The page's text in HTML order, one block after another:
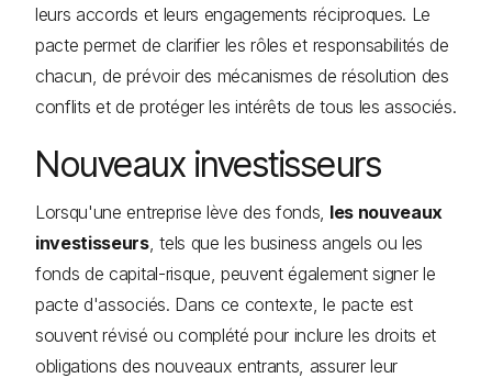
leurs accords et leurs engagements réciproques. Le
pacte permet de clarifier les rôles et responsabilités de
chacun, de prévoir des mécanismes de résolution des
conflits et de protéger les intérêts de tous les associés.
Nouveaux investisseurs
Lorsqu'une entreprise lève des fonds, les nouveaux
investisseurs, tels que les business angels ou les
fonds de capital-risque, peuvent également signer le
pacte d'associés. Dans ce contexte, le pacte est
souvent révisé ou complété pour inclure les droits et
obligations des nouveaux entrants, assurer leur